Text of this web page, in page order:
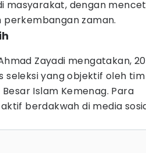
masyarakat, dengan
zaman.
Zayadi mengatakan,
yang objektif oleh tim
Islam Kemenag. Para
berdakwah di media